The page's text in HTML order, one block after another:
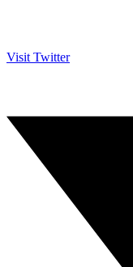
Visit Twitter